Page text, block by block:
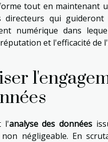
tout en maintenant
directeurs qui
numérique dans
et l'efficacité de
l'analyse des données
négligeable. En